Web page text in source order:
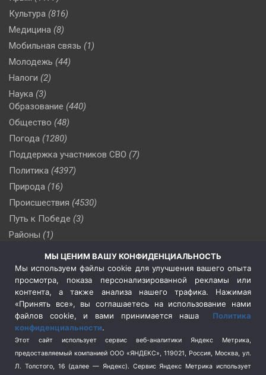
Культура (816)
Медицина (8)
Мобильная связь (1)
Молодежь (44)
Налоги (2)
Наука (3)
Образование (440)
Общество (48)
Погода (1280)
Поддержка участников СВО (7)
Политика (4397)
Природа (16)
Происшествия (4530)
Путь к Победе (3)
Районы (1)
(510)
Сельское хозяйство (3)
Социальная политика
(3)
Спецоперация в Украине
Спецоперация на Украине
(404)
Спорт (740)
Терроризм (1)
МЫ ЦЕНИМ ВАШУ КОНФИДЕНЦИАЛЬНОСТЬ
Мы используем файлы cookie для улучшения вашего опыта
просмотра, показа персонализированной рекламы или
контента, а также анализа нашего трафика. Нажимая
«Принять все», вы соглашаетесь на использование нами
файлов cookie, и вами принимается наша Политика
конфиденциальности.
Этот сайт использует сервис веб-аналитики Яндекс Метрика,
предоставляемый компанией ООО «ЯНДЕКС», 119021, Россия, Москва, ул.
Л. Толстого, 16 (далее — Яндекс). Сервис Яндекс Метрика использует